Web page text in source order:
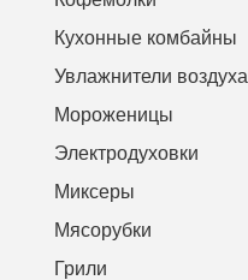
Кухонные комбайны
Увлажнители воздуха
Мороженицы
Электродуховки
Миксеры
Мясорубки
Грили